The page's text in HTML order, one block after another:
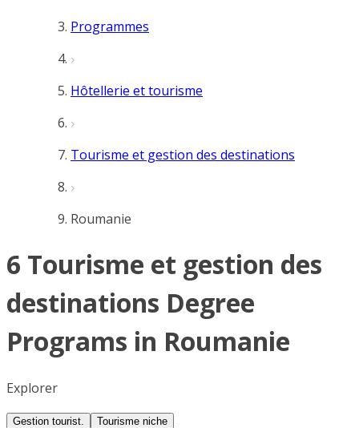
Programmes
Hôtellerie et tourisme
Tourisme et gestion des destinations
Roumanie
6 Tourisme et gestion des
destinations Degree
Programs in Roumanie
Explorer
Gestion tourist. Tourisme niche